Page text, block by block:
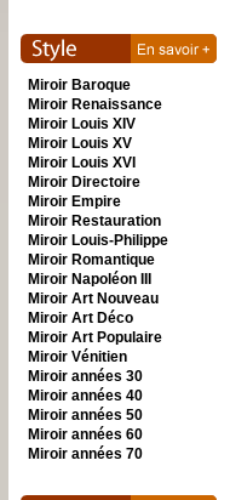
Miroir Baroque
Miroir Renaissance
Miroir Louis XIV
Miroir Louis XV
Miroir Louis XVI
Miroir Directoire
Miroir Empire
Miroir Restauration
Miroir Louis-Philippe
Miroir Romantique
Miroir Napoléon III
Miroir Art Nouveau
Miroir Art Déco
Miroir Art Populaire
Miroir Vénitien
Miroir années 30
Miroir années 40
Miroir années 50
Miroir années 60
Miroir années 70